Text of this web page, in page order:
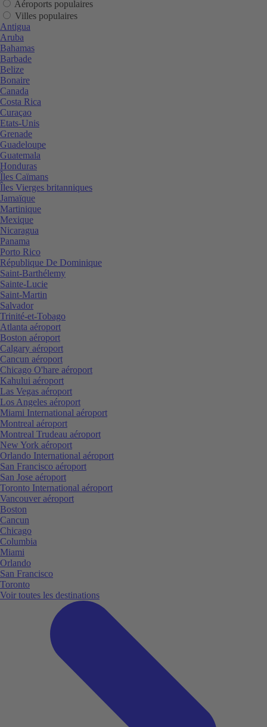
Aéroports populaires
Villes populaires
Antigua
Aruba
Bahamas
Barbade
Belize
Bonaire
Canada
Costa Rica
Curaçao
Etats-Unis
Grenade
Guadeloupe
Guatemala
Honduras
Îles Caïmans
Îles Vierges britanniques
Jamaïque
Martinique
Mexique
Nicaragua
Panama
Porto Rico
République De Dominique
Saint-Barthélemy
Sainte-Lucie
Saint-Martin
Salvador
Trinité-et-Tobago
Atlanta aéroport
Boston aéroport
Calgary aéroport
Cancun aéroport
Chicago O'hare aéroport
Kahului aéroport
Las Vegas aéroport
Los Angeles aéroport
Miami International aéroport
Montreal aéroport
Montreal Trudeau aéroport
New York aéroport
Orlando International aéroport
San Francisco aéroport
San Jose aéroport
Toronto International aéroport
Vancouver aéroport
Boston
Cancun
Chicago
Columbia
Miami
Orlando
San Francisco
Toronto
Voir toutes les destinations